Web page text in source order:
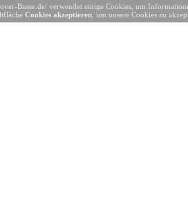
Busse.de/ verwendet einige Cookies, um
Cookies akzeptieren , um unsere Cookies zu